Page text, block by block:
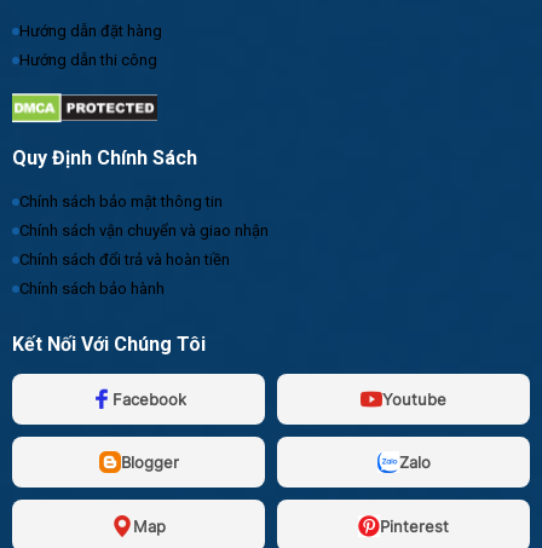
Hướng dẫn đặt hàng
Hướng dẫn thi công
Quy Định Chính Sách
Chính sách bảo mật thông tin
Chính sách vận chuyển và giao nhận
Chính sách đổi trả và hoàn tiền
Chính sách bảo hành
Kết Nối Với Chúng Tôi
Facebook Youtube
Blogger Zalo
Map Pinterest